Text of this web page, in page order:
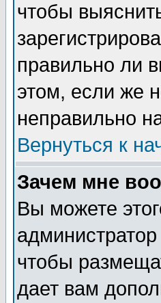
чтобы
правильно ли
этом, если же
неправильно
Вернуться к
Зачем мне
Вы можете
чтобы
дает вам